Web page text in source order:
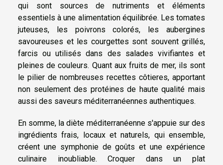
qui sont sources de nutriments et éléments
essentiels à une alimentation équilibrée. Les tomates
juteuses, les poivrons colorés, les aubergines
savoureuses et les courgettes sont souvent grillés,
farcis ou utilisés dans des salades vivifiantes et
pleines de couleurs. Quant aux fruits de mer, ils sont
le pilier de nombreuses recettes côtieres, apportant
non seulement des protéines de haute qualité mais
aussi des saveurs méditerranéennes authentiques.
En somme, la diète méditerranéenne s'appuie sur des
ingrédients frais, locaux et naturels, qui ensemble,
créent une symphonie de goûts et une expérience
culinaire inoubliable. Croquer dans un plat